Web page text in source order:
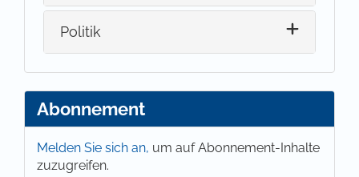
Politik
Abonnement
Melden Sie sich an, um auf Abonnement-Inhalte
zuzugreifen.